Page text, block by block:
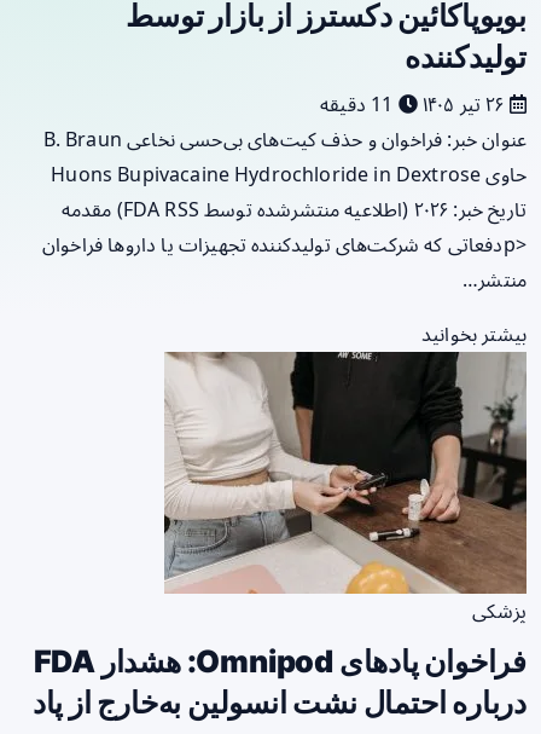
بویوپاکائین دکسترز از بازار توسط
تولیدکننده
عنوان خبر: فراخوان و حذف کیت‌های بی‌حسی نخاعی B. Braun
حاوی Huons Bupivacaine Hydrochloride in Dextrose
تاریخ خبر: ۲۰۲۶ (اطلاعیه منتشرشده توسط FDA RSS) مقدمه
<pدفعاتی که شرکت‌های تولیدکننده تجهیزات یا داروها فراخوان
منتشر…
بیشتر بخوانید
پزشکی
فراخوان پادهای Omnipod: هشدار FDA
درباره احتمال نشت انسولین به‌خارج از پاد